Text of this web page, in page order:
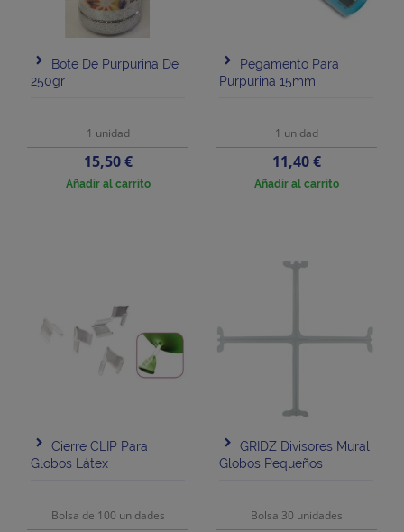
Bote De Purpurina De
250gr
1 unidad
Precio
15,50 €
Añadir al carrito
Pegamento Para
Purpurina 15mm
1 unidad
Precio
11,40 €
Añadir al carrito
Cierre CLIP Para
Globos Látex
Bolsa de 100 unidades
GRIDZ Divisores Mural
Globos Pequeños
Bolsa 30 unidades